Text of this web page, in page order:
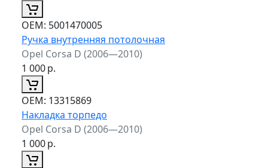
ОЕМ: 5001470005
Ручка внутренняя потолочная
Opel Corsa D (2006—2010)
1 000р.
ОЕМ: 13315869
Накладка торпедо
Opel Corsa D (2006—2010)
1 000р.